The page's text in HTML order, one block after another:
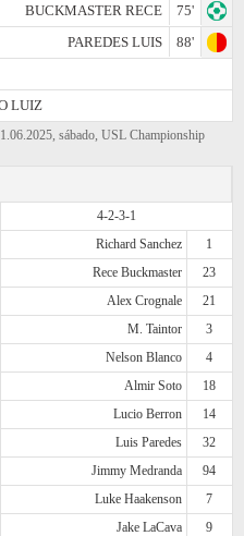
BUCKMASTER RECE
75'
PAREDES LUIS
88'
LUIZ
sábado, USL Championship
4-2-3-1
Richard Sanchez
1
Rece Buckmaster
23
Alex Crognale
21
M. Taintor
3
Nelson Blanco
4
Almir Soto
18
Lucio Berron
14
Luis Paredes
32
Jimmy Medranda
94
Luke Haakenson
7
Jake LaCava 9